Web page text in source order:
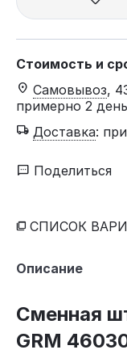
Стоимость и
Самовывоз,
примерно 2
Доставка:
Поделиться
СПИСОК
Описание
Сменная
GRM